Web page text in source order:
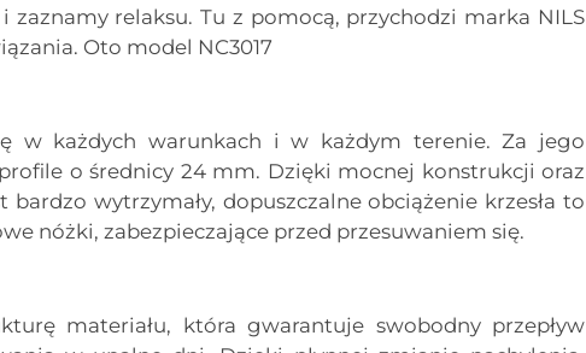
relaksu. Tu z pomocą, przychodzi marka NILS
Oto model NC3017
w każdych warunkach i w każdym terenie. Za jego
o średnicy 24 mm. Dzięki mocnej konstrukcji oraz
wytrzymały, dopuszczalne obciążenie krzesła to
nóżki, zabezpieczające przed przesuwaniem się.
materiału, która gwarantuje swobodny przepływ